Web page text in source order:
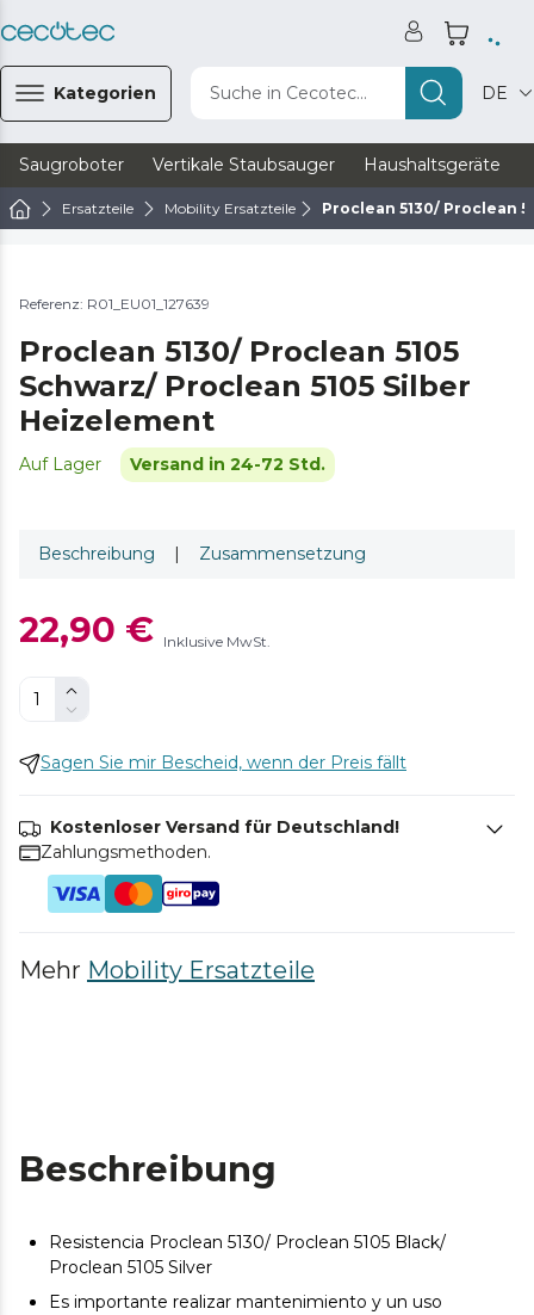
Kategorien Suche in Cecotec... DE
Saugroboter Vertikale Staubsauger Haushaltsgeräte
Ersatzteile Mobility Ersatzteile Proclean 5130/ Proclean
Referenz: R01_EU01_127639
Proclean 5130/ Proclean 5105
Schwarz/ Proclean 5105 Silber
Heizelement
Auf Lager Versand in 24-72 Std.
Beschreibung | Zusammensetzung
22,90 € Inklusive MwSt.
Sagen Sie mir Bescheid, wenn der Preis fällt
Kostenloser Versand für Deutschland!
Zahlungsmethoden.
Mehr Mobility Ersatzteile
Beschreibung
Resistencia Proclean 5130/ Proclean 5105 Black/
Proclean 5105 Silver
Es importante realizar mantenimiento y un uso